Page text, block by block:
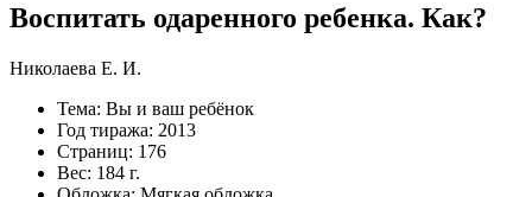
Воспитать одаренного ребенка. Как?
Николаева Е. И.
Тема: Вы и ваш ребёнок
Год тиража: 2013
Страниц: 176
Вес: 184 г.